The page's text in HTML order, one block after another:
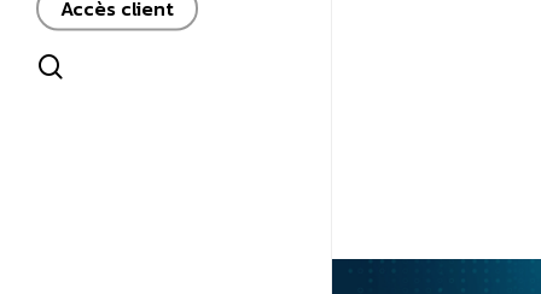
Accès client